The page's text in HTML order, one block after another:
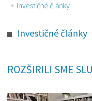
Investičné články
Investičné články
ROZŠIRILI SME